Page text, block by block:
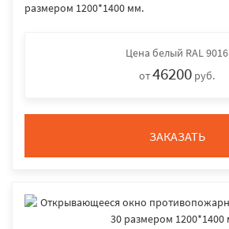
размером 1200*1400 мм.
Цена белый RAL 9016
от46200 руб.
ЗАКАЗАТЬ